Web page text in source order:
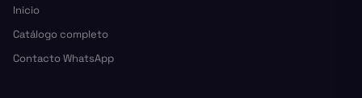
Inicio
Catálogo completo
Contacto WhatsApp